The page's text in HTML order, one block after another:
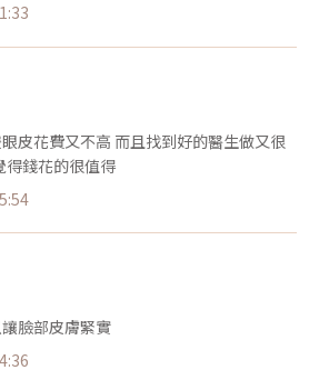
皮花費又不高 而且找到好的醫生做又很
得錢花的很值得
臉部皮膚緊實